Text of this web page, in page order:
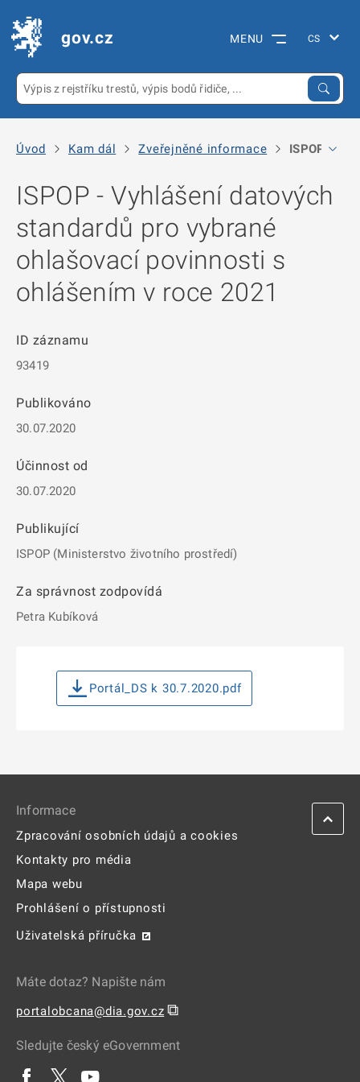
gov.cz MENU
Úvod Kam dál Zveřejněné informace ISPOP -
ISPOP - Vyhlášení datových
standardů pro vybrané
ohlašovací povinnosti s
ohlášením v roce 2021
ID záznamu
93419
Publikováno
30.07.2020
Účinnost od
30.07.2020
Publikující
ISPOP (Ministerstvo životního prostředí)
Za správnost zodpovídá
Petra Kubíková
Portál_DS k 30.7.2020.pdf
Informace
Zpracování osobních údajů a cookies
Kontakty pro média
Mapa webu
Prohlášení o přístupnosti
Uživatelská příručka
Máte dotaz? Napište nám
portalobcana@dia.gov.cz ⧉
Sledujte český eGovernment